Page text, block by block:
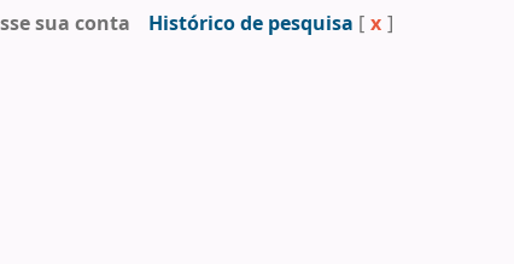
sua conta Histórico de pesquisa [ x ]